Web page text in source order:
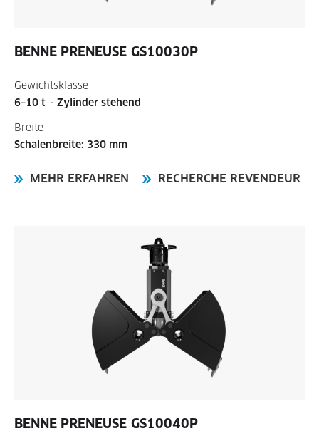
BENNE PRENEUSE GS10030P
Gewichtsklasse
6–10 t - Zylinder stehend
Breite
Schalenbreite: 330 mm
MEHR ERFAHREN RECHERCHE REVENDEUR
BENNE PRENEUSE GS10040P